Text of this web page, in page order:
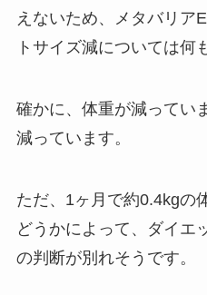
えないため、メタバリア
トサイズ減については何
確かに、体重が減ってい
減っています。
ただ、1ヶ月で約0.4kgの
どうかによって、ダイエ
の判断が別れそうです。